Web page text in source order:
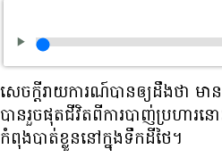
សេចក្ដី​រាយការណ៍​បាន​ឲ្យ​ដឹង​ថា មា
បាន​រួច​ផុត​ជីវិត​ពី​ការ​បាញ់​ប្រហារ​នោះ
កំពុង​បាត់​ខ្លួន​នៅ​ក្នុង​ទឹកដី​ថៃ។